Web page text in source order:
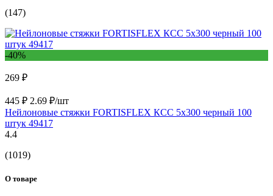
(147)
-40%
269 ₽
445 ₽ 2.69 ₽/шт
Нейлоновые стяжки FORTISFLEX КСС 5х300 черный 100
штук 49417
4.4
(1019)
О товаре